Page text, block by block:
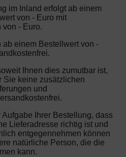
im Inland erfolgt ab einem
von - Euro mit
von - Euro.
ab einem Bestellwert von -
Ihnen dies zumutbar ist,
Sie keine zusätzlichen
und
Ihrer Bestellung, dass
Lieferadresse richtig ist und
entgegennehmen können
natürliche Person, die die
kann.